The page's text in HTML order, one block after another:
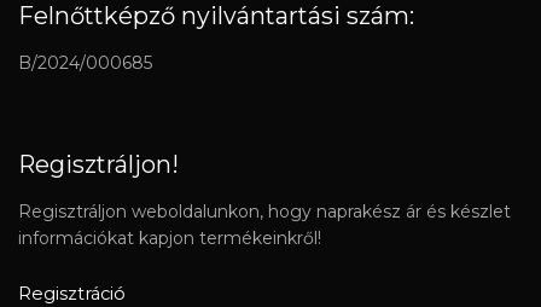
Felnőttképző nyilvántartási szám:
B/2024/000685
Regisztráljon!
Regisztráljon weboldalunkon, hogy naprakész ár és készlet
információkat kapjon termékeinkről!
Regisztráció